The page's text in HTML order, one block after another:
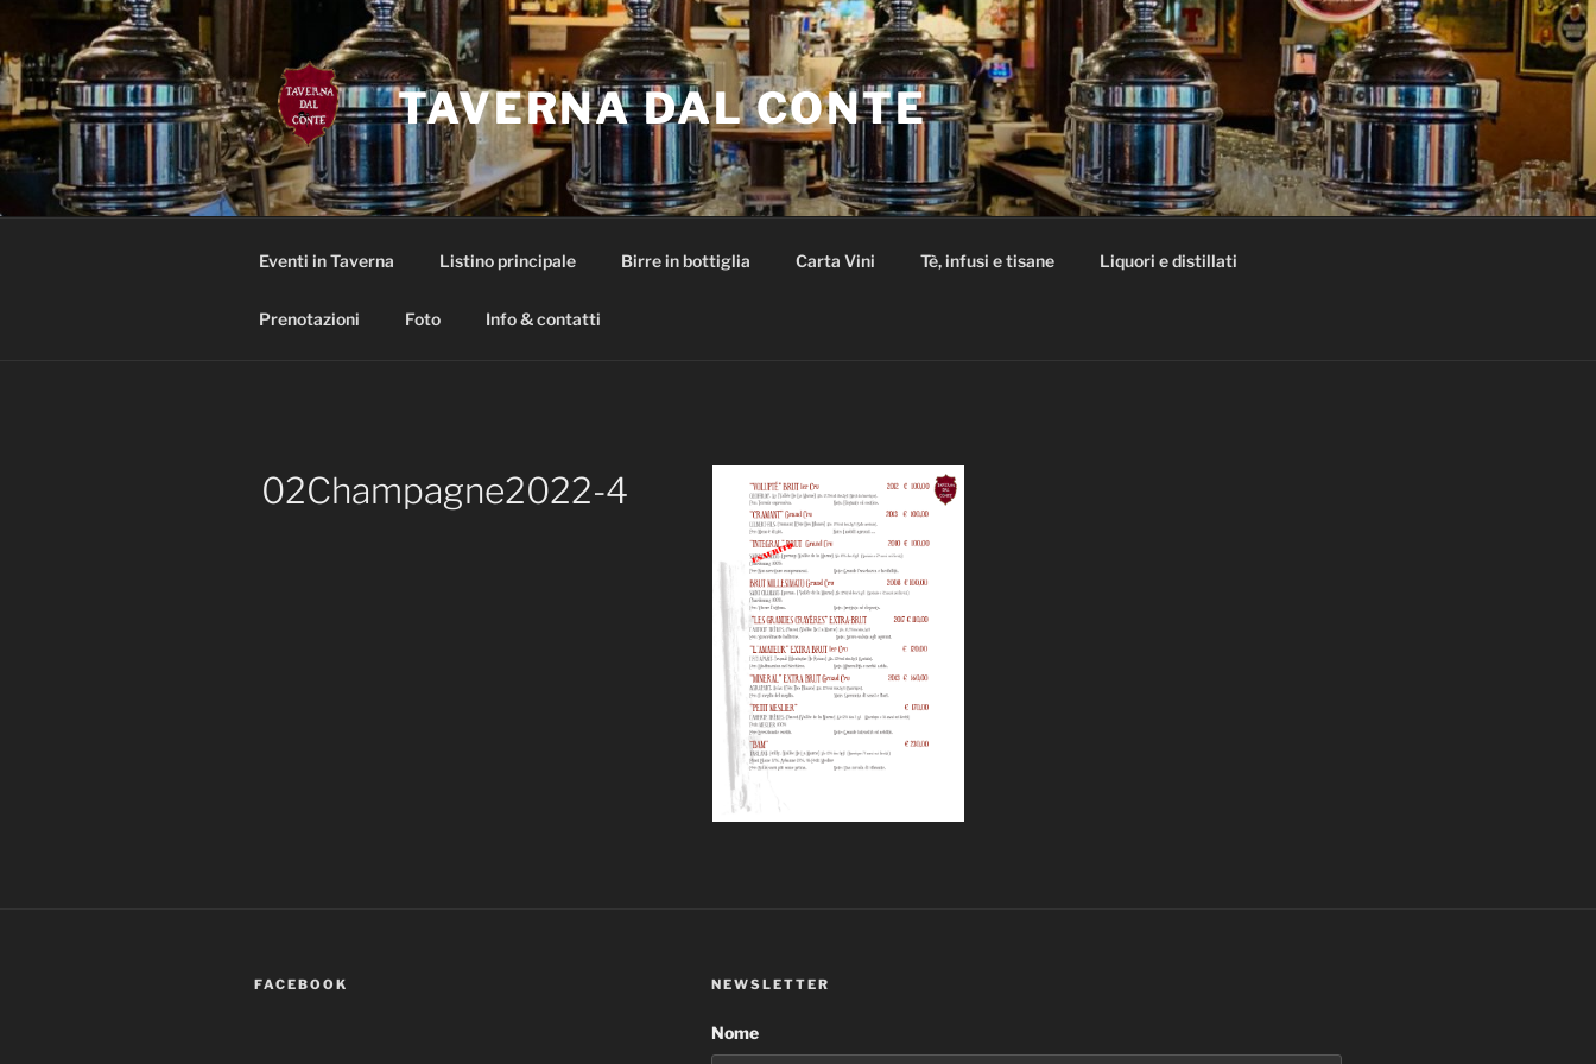
contenuto
TAVERNA DAL CONTE
Eventi in Taverna Listino principale Birre in bottiglia Carta Vini Tè, infusi e tisane Liquori e distillati
Prenotazioni Foto Info & contatti
02Champagne2022-4
FACEBOOK NEWSLETTER
Nome